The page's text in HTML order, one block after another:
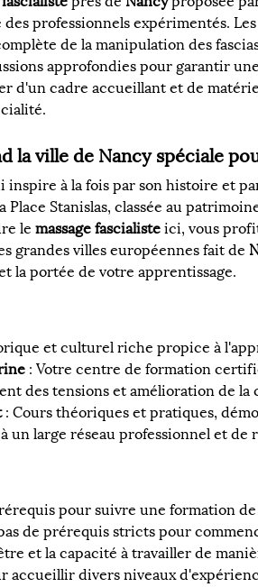
des professionnels expérimentés.
de la manipulation des
approfondies pour garantir
d'un cadre accueillant et de
la ville de Nancy spéciale
inspire à la fois par son histoire et
Place Stanislas, classée au
le massage fascialiste ici, vous
grandes villes européennes fait de
la portée de votre apprentissage.
et culturel riche propice à
: Votre centre de formation
des tensions et amélioration de
: Cours théoriques et pratiques,
un large réseau professionnel et de
pour suivre une formation de
de prérequis stricts pour
et la capacité à travailler de
accueillir divers niveaux